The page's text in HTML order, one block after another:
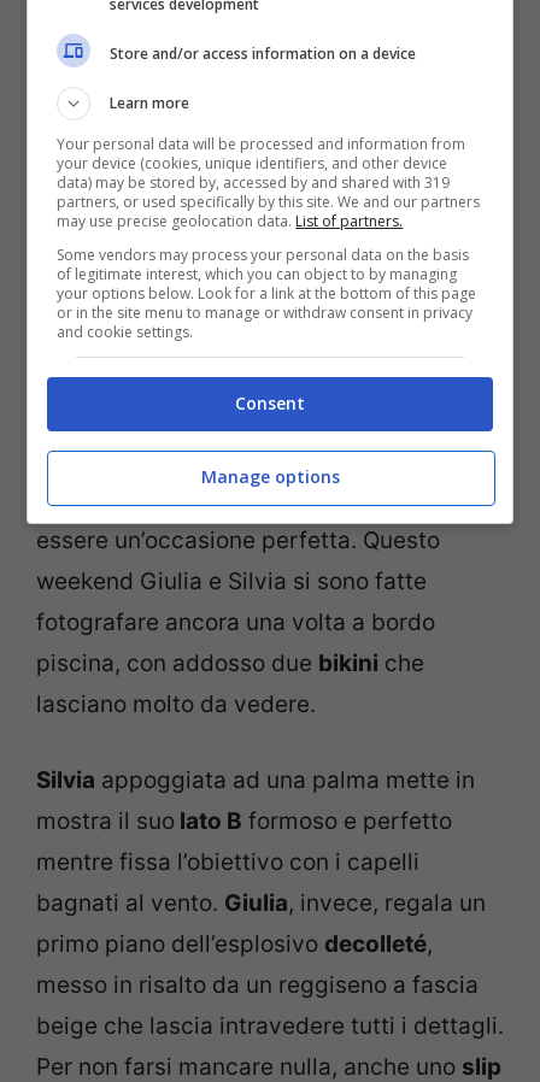
Le Donatella (Foto Instagram)
Merito dei loro visi perfetti e delle forme
prorompenti che si ritrovano, le sorelle
sono dei veri simboli di
sensualità. Ad entrambe piace mostrare il
loro fisico strepitoso e l’estate non può che
essere un’occasione perfetta. Questo
weekend Giulia e Silvia si sono fatte
fotografare ancora una volta a bordo
piscina, con addosso due bikini che
lasciano molto da vedere.
Silvia appoggiata ad una palma mette in
mostra il suo lato B formoso e perfetto
mentre fissa l’obiettivo con i capelli
bagnati al vento. Giulia, invece, regala un
primo piano dell’esplosivo decolleté,
messo in risalto da un reggiseno a fascia
beige che lascia intravedere tutti i dettagli.
Per non farsi mancare nulla, anche uno slip
services development
Store and/or access information on a device
Learn more
Your personal data will be processed and information from
your device (cookies, unique identifiers, and other device
data) may be stored by, accessed by and shared with 319
partners, or used specifically by this site. We and our partners
may use precise geolocation data. List of partners.
Some vendors may process your personal data on the basis
of legitimate interest, which you can object to by managing
your options below. Look for a link at the bottom of this page
or in the site menu to manage or withdraw consent in privacy
and cookie settings.
Consent
Manage options